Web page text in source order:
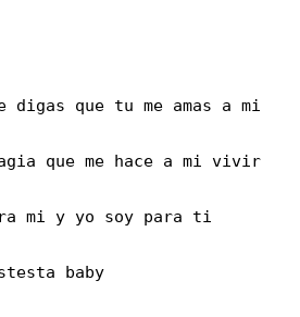
digas que tu me amas a mi
que me hace a mi vivir
mi y yo soy para ti
baby